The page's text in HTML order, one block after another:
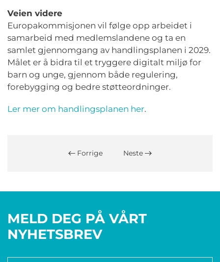
Veien videre
Europakommisjonen vil følge opp arbeidet i
samarbeid med medlemslandene og ta en
samlet gjennomgang av handlingsplanen i 2029.
Målet er å bidra til et tryggere digitalt miljø for
barn og unge, gjennom både regulering,
forebygging og bedre støtteordninger.
Ler mer om handlingsplanen her.
Forrige Neste
MELD DEG PÅ VÅRT
NYHETSBREV